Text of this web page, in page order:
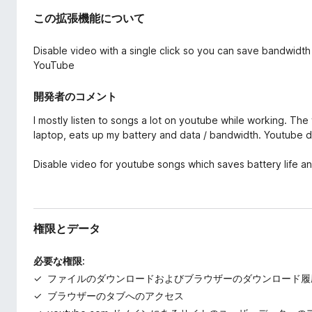
この拡張機能について
Disable video with a single click so you can save
YouTube
開発者のコメント
I mostly listen to songs a lot on youtube while working.
laptop, eats up my battery and data / bandwidth. Youtube
Disable video for youtube songs which saves battery life
権限とデータ
必要な権限:
ファイルのダウンロードおよびブラウザーのダウンロード
ブラウザーのタブへのアクセス